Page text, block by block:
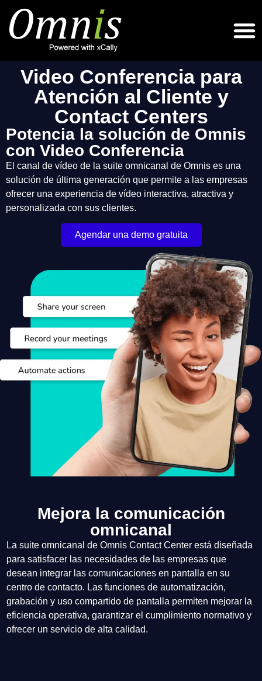
Video Conferencia para
Atención al Cliente y
Contact Centers
Potencia la solución de Omnis
con Video Conferencia
El canal de vídeo de la suite omnicanal de Omnis es una
solución de última generación que permite a las empresas
ofrecer una experiencia de vídeo interactiva, atractiva y
personalizada con sus clientes.
Agendar una demo gratuita
Mejora la comunicación
omnicanal
La suite omnicanal de Omnis Contact Center está diseñada
para satisfacer las necesidades de las empresas que
desean integrar las comunicaciones en pantalla en su
centro de contacto. Las funciones de automatización,
grabación y uso compartido de pantalla permiten mejorar la
eficiencia operativa, garantizar el cumplimiento normativo y
ofrecer un servicio de alta calidad.